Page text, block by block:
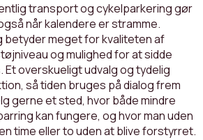
transport og cykelparkering gør
når kalendere er stramme.
betyder meget for kvaliteten af
og mulighed for at sidde
overskueligt udvalg og tydelig
så tiden bruges på dialog frem
gerne et sted, hvor både mindre
kan fungere, og hvor man uden
time eller to uden at blive forstyrret.